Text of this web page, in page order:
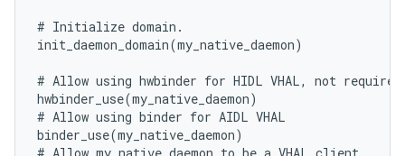
# Initialize domain.
init_daemon_domain(my_native_daemon)
# Allow using hwbinder for HIDL VHAL, not
hwbinder_use(my_native_daemon)
# Allow using binder for AIDL VHAL
binder_use(my_native_daemon)